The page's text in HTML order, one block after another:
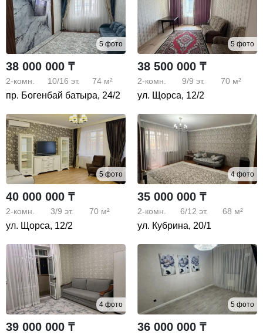
5 фото
38 000 000 ₸
2-комн. 10/16 эт. 74 м²
пр. Богенбай батыра, 24/2
5 фото
38 500 000 ₸
2-комн. 9/9 эт. 70 м²
ул. Щорса, 12/2
5 фото
40 000 000 ₸
2-комн. 3/9 эт. 70 м²
ул. Щорса, 12/2
4 фото
35 000 000 ₸
2-комн. 6/12 эт. 68 м²
ул. Кубрина, 20/1
4 фото
39 000 000 ₸
5 фото
36 000 000 ₸